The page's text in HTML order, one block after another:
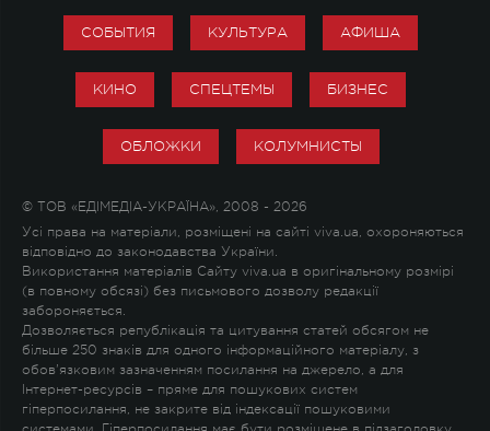
СОБЫТИЯ КУЛЬТУРА АФИША
КИНО СПЕЦТЕМЫ БИЗНЕС
ОБЛОЖКИ КОЛУМНИСТЫ
© ТОВ «ЕДІМЕДІА-УКРАЇНА», 2008 - 2026
Усі права на матеріали, розміщені на сайті viva.ua, охороняються
відповідно до законодавства України.
Використання матеріалів Сайту viva.ua в оригінальному розмірі
(в повному обсязі) без письмового дозволу редакції
забороняється.
Дозволяється републікація та цитування статей обсягом не
більше 250 знаків для одного інформаційного матеріалу, з
обов'язковим зазначенням посилання на джерело, а для
Інтернет-ресурсів – пряме для пошукових систем
гіперпосилання, не закрите від індексації пошуковими